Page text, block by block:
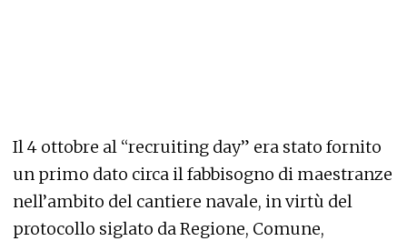
Il 4 ottobre al “recruiting day” era stato fornito
un primo dato circa il fabbisogno di maestranze
nell’ambito del cantiere navale, in virtù del
protocollo siglato da Regione, Comune,